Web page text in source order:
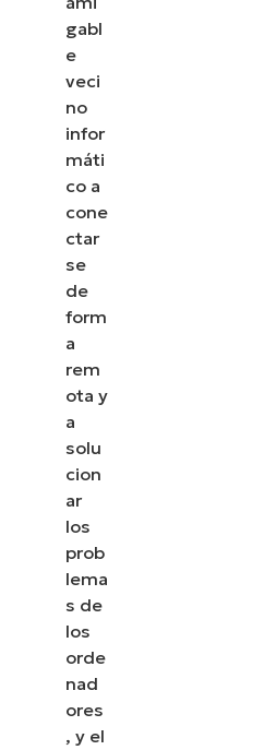
gabl
e
veci
no
infor
máti
co a
cone
ctar
se
de
form
a
rem
ota y
a
solu
cion
ar
los
prob
lema
s de
los
orde
nad
ores
, y el